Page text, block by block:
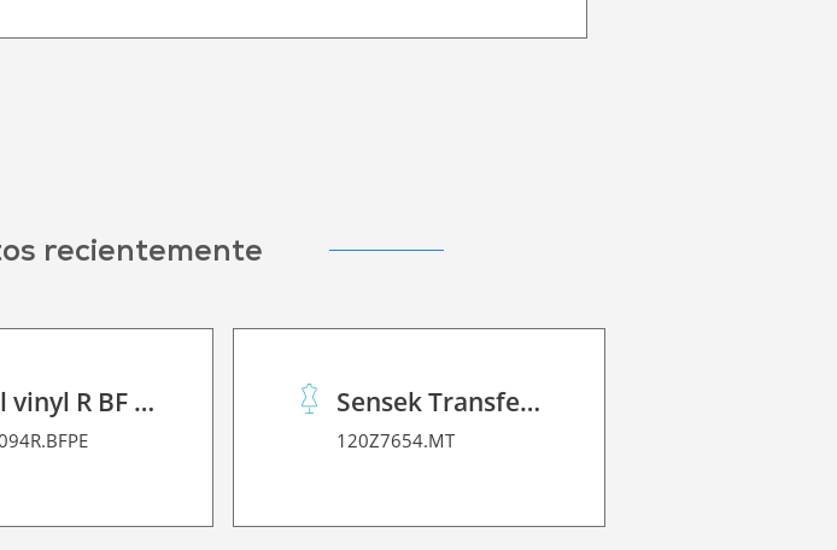
recientemente
decal vinyl R BF PE 95 BO Sensek Transfer 4.0 ProX
120Z7654.MT